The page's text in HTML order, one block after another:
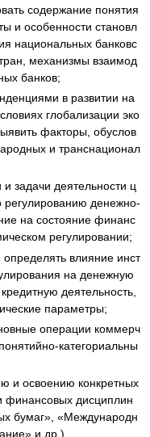
содержание понятия
и особенности становл
национальных банковс
механизмы взаимод
банков;
в развитии на
глобализации эко
факторы, обуслов
и транснационал
задачи деятельности ц
регулированию денежно-
на состояние финанс
регулировании;
влияние инст
на денежную
деятельность,
параметры;
операции коммерч
категориальны
и освоению конкретных
финансовых дисциплин
бумаг», «Международн
и др.).